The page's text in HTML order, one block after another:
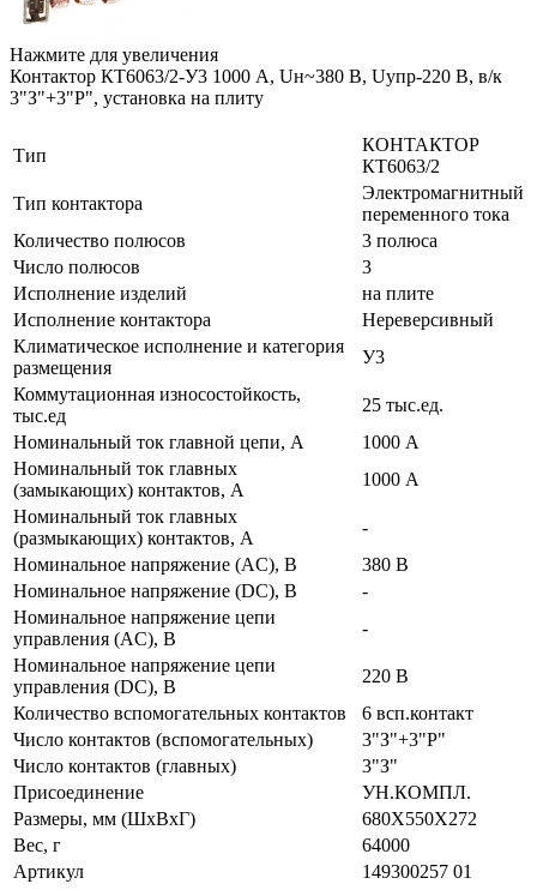
Нажмите для увеличения
Контактор КТ6063/2-У3 1000 А, Uн~380 В, Uупр-220 В, в/к
3"З"+3"Р", установка на плиту
Тип
КОНТАКТОР
КТ6063/2
Тип контактора
Электромагнитный
переменного тока
Количество полюсов
3 полюса
Число полюсов
3
Исполнение изделий
на плите
Исполнение контактора
Нереверсивный
Климатическое исполнение и категория
размещения
У3
Коммутационная износостойкость,
тыс.ед
25 тыс.ед.
Номинальный ток главной цепи, А
1000 А
Номинальный ток главных
(замыкающих) контактов, А
1000 А
Номинальный ток главных
(размыкающих) контактов, А
-
Номинальное напряжение (AC), В
380 В
Номинальное напряжение (DC), В
-
Номинальное напряжение цепи
управления (AC), В
-
Номинальное напряжение цепи
управления (DC), В
220 В
Количество вспомогательных контактов
6 всп.контакт
Число контактов (вспомогательных)
3"З"+3"Р"
Число контактов (главных)
3"З"
Присоединение
УН.КОМПЛ.
Размеры, мм (ШхВхГ)
680Х550Х272
Вес, г
64000
Артикул
149300257 01